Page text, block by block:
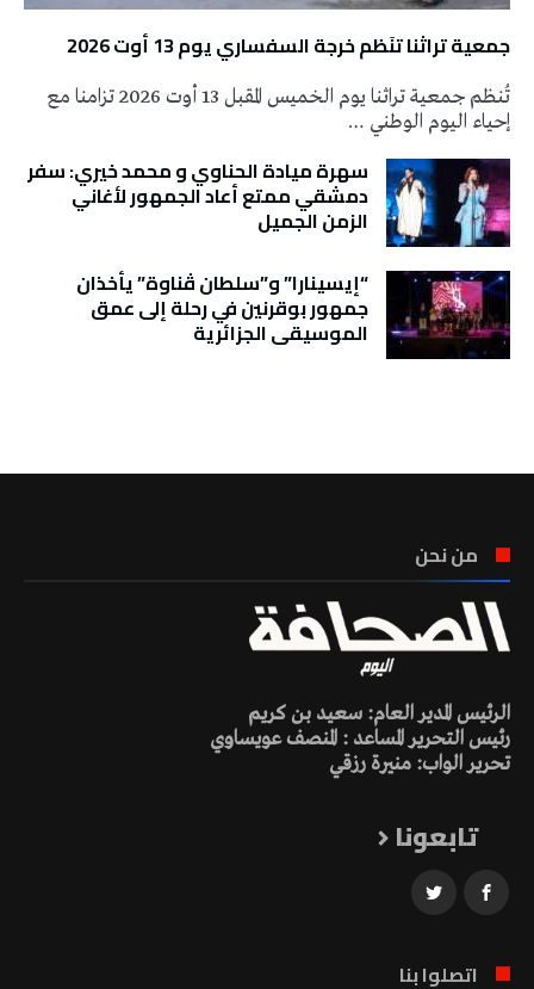
جمعية تراثنا تنَظم خرجة السفساري يوم 13 أوت 2026
تُنظم جمعية تراثنا يوم الخميس المقبل 13 أوت 2026 تزامنا مع
إحياء اليوم الوطني …
سهرة ميادة الحناوي و محمد خيري: سفر
دمشقي ممتع أعاد الجمهور لأغاني
الزمن الجميل
“إيسينارا” و”سلطان ڤناوة” يأخذان
جمهور بوقرنين في رحلة إلى عمق
الموسيقى الجزائرية
من نحن
الرئيس المدير العام: سعيد بن كريم
رئيس التحرير المساعد : المنصف عويساوي
تحرير الواب: منيرة رزقي
تابعونا
اتصلوا بنا